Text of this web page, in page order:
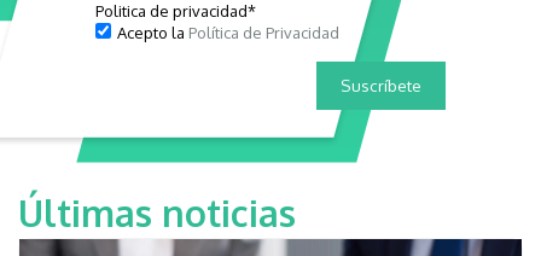
Politica de privacidad*
Acepto la Política de Privacidad
Últimas noticias